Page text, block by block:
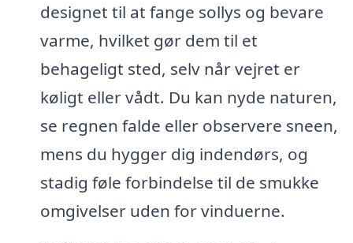
designet til at fange sollys og bevare
varme, hvilket gør dem til et
behageligt sted, selv når vejret er
køligt eller vådt. Du kan nyde naturen,
se regnen falde eller observere sneen,
mens du hygger dig indendørs, og
stadig føle forbindelse til de smukke
omgivelser uden for vinduerne.